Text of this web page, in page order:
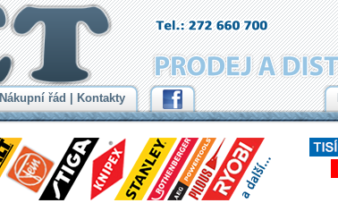
Nákupní řád Kontakty